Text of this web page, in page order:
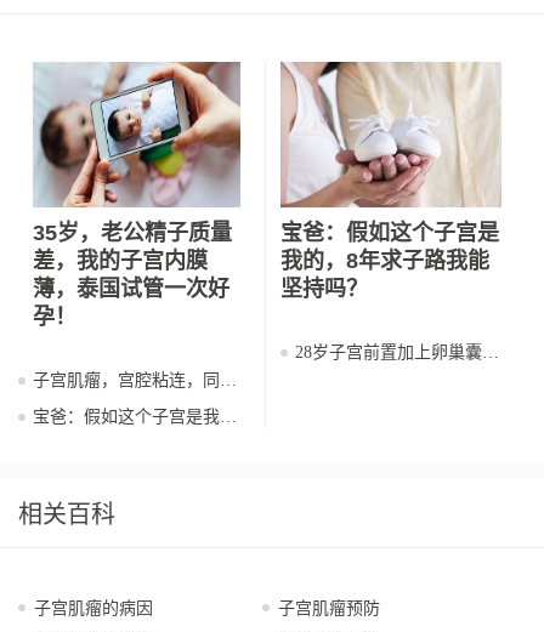
35岁，老公精子质量
差，我的子宫内膜
薄，泰国试管一次好
孕！
子宫肌瘤，宫腔粘连，同时
后快速好孕
宝爸：假如这个子宫是我
宝爸：假如这个子宫是
我的，8年求子路我能
坚持吗？
28岁子宫前置加上卵巢囊
相关百科
子宫肌瘤的病因
子宫肌瘤预防